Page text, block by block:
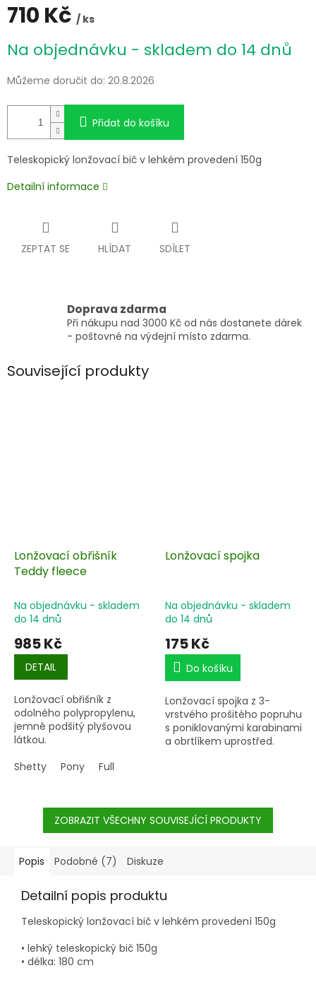
710 Kč / ks
cena:
Na objednávku - skladem do 14 dnů
Můžeme doručit do: 20.8.2026
Přidat do košíku
Teleskopický lonžovací bič v lehkém provedení 150g
Detailní informace
ZEPTAT SE HLÍDAT SDÍLET
Doprava zdarma
Při nákupu nad 3000 Kč od nás dostanete dárek
- poštovné na výdejní místo zdarma.
Související produkty
Lonžovací obřišník
Teddy fleece
Na objednávku - skladem
do 14 dnů
985 Kč
DETAIL
Lonžovací obřišník z
odolného polypropylenu,
jemně podšitý plyšovou
látkou.
Shetty
Pony Full
Lonžovací spojka
Na objednávku - skladem
do 14 dnů
175 Kč
Do košíku
Lonžovací spojka z 3-
vrstvého prošitého popruhu
s poniklovanými karabinami
a obrtlíkem uprostřed.
ZOBRAZIT VŠECHNY SOUVISEJÍCÍ PRODUKTY
Popis Podobné (7) Diskuze
Detailní popis produktu
Teleskopický lonžovací bič v lehkém provedení 150g
• lehký teleskopický bič 150g
• délka: 180 cm